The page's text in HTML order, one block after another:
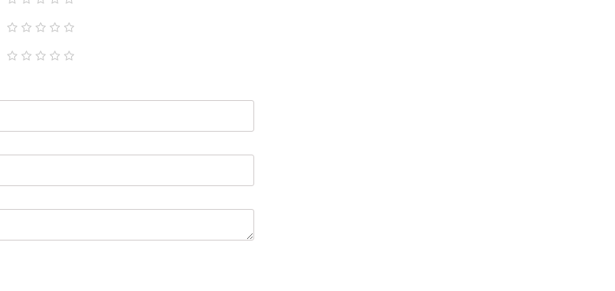
1
star
2
stars
3
stars
4
stars
5
stars
1
star
2
stars
3
stars
4
stars
5
stars